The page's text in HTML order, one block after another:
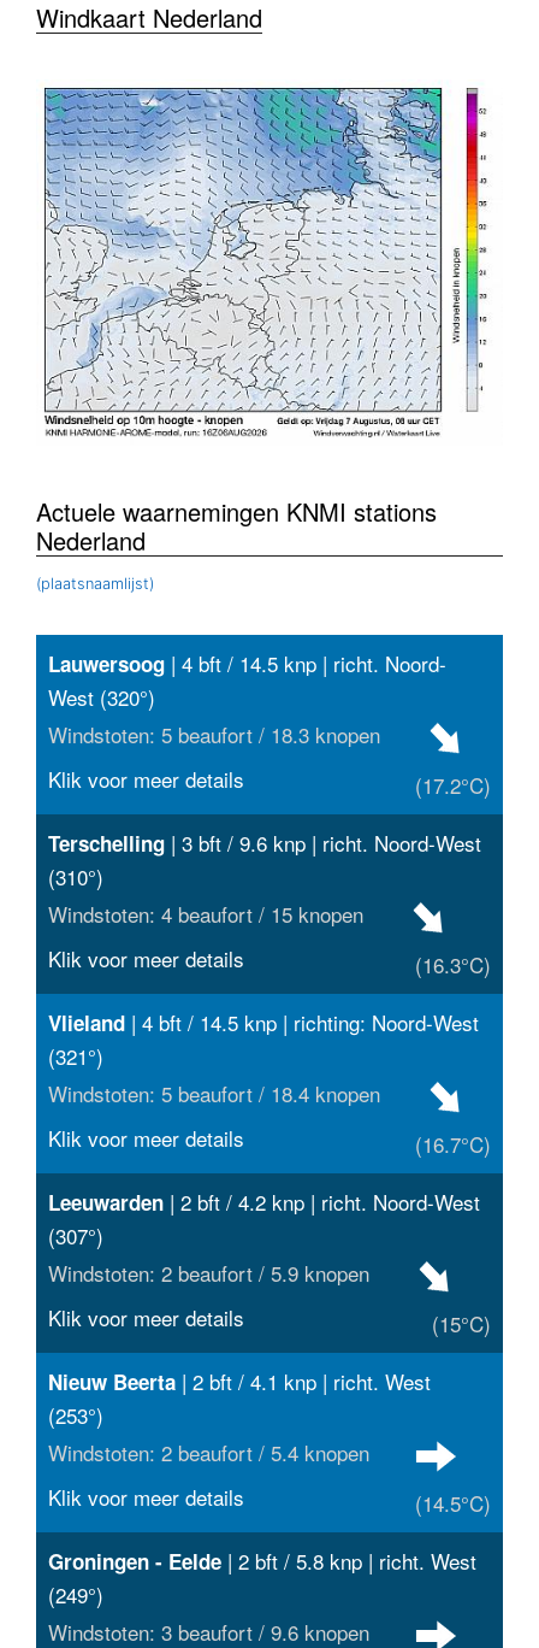
Windkaart Nederland
Actuele waarnemingen KNMI stations
Nederland
(plaatsnaamlijst)
Lauwersoog | 4 bft / 14.5 knp | richt. Noord-
West (320°)
Windstoten: 5 beaufort / 18.3 knopen
(17.2°C)
Klik voor meer details
Terschelling | 3 bft / 9.6 knp | richt. Noord-West
(310°)
Windstoten: 4 beaufort / 15 knopen
(16.3°C)
Klik voor meer details
Vlieland | 4 bft / 14.5 knp | richting: Noord-West
(321°)
Windstoten: 5 beaufort / 18.4 knopen
(16.7°C)
Klik voor meer details
Leeuwarden | 2 bft / 4.2 knp | richt. Noord-West
(307°)
Windstoten: 2 beaufort / 5.9 knopen
(15°C)
Klik voor meer details
Nieuw Beerta | 2 bft / 4.1 knp | richt. West
(253°)
Windstoten: 2 beaufort / 5.4 knopen
(14.5°C)
Klik voor meer details
Groningen - Eelde | 2 bft / 5.8 knp | richt. West
(249°)
Windstoten: 3 beaufort / 9.6 knopen